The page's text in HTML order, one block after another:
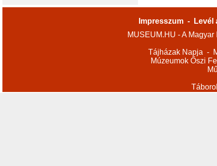
Impresszum -
Levél
MUSEUM.HU - A
Tájházak Napja -
Múzeumok Őszi